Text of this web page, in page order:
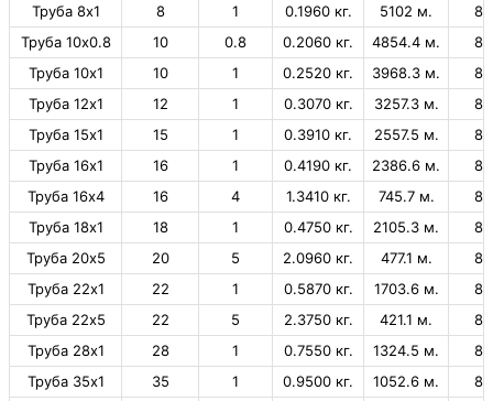
Труба 8х1
8 1 0.1960 кг. 5102 м.
Труба 10х0.8
10 0.8 0.2060 кг. 4854.4 м.
Труба 10х1
10 1 0.2520 кг. 3968.3 м.
Труба 12х1
12 1 0.3070 кг. 3257.3 м.
Труба 15х1
15 1 0.3910 кг. 2557.5 м.
Труба 16х1
16 1 0.4190 кг. 2386.6 м.
Труба 16х4
16 4 1.3410 кг. 745.7 м.
Труба 18х1
18 1 0.4750 кг. 2105.3 м.
Труба 20х5
20 5 2.0960 кг. 477.1 м.
Труба 22х1
22 1 0.5870 кг. 1703.6 м.
Труба 22х5
22 5 2.3750 кг. 421.1 м.
Труба 28х1
28 1 0.7550 кг. 1324.5 м.
Труба 35х1
35 1 0.9500 кг. 1052.6 м.